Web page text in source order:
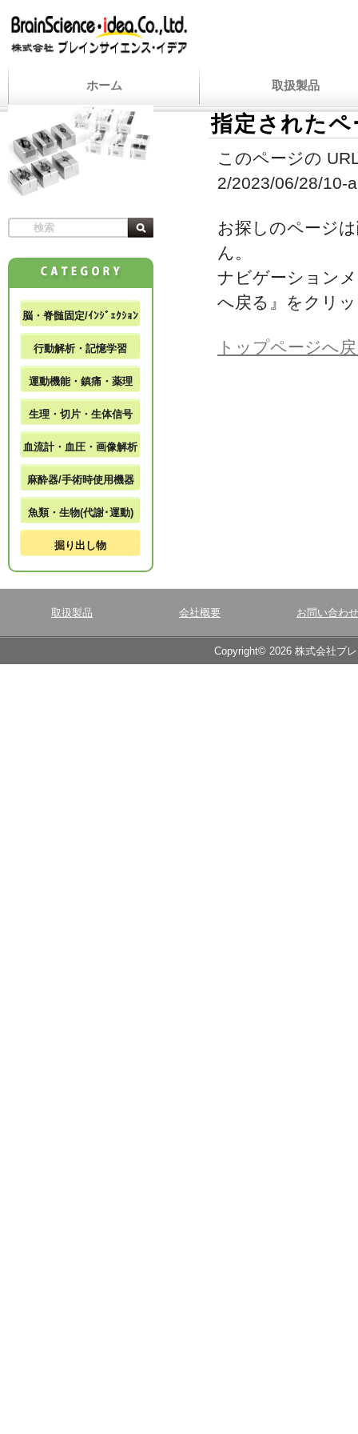
ホーム 取扱製品
指定された
このページの
2/2023/06/28/10-
お探しのページ
ん。
ナビゲーション
へ戻る』をクリ
トップページへ
脳・脊髄固定/ｲﾝｼﾞｪｸｼｮﾝ
行動解析・記憶学習
運動機能・鎮痛・薬理
生理・切片・生体信号
血流計・血圧・画像解析
麻酔器/手術時使用機器
魚類・生物(代謝･運動)
掘り出し物
取扱製品 会社概要 お問い合わせ
Copyright© 2026 株式会社ブ